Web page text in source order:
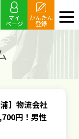
マイ
ページ
かんたん
登録
】物流会社
円！男性